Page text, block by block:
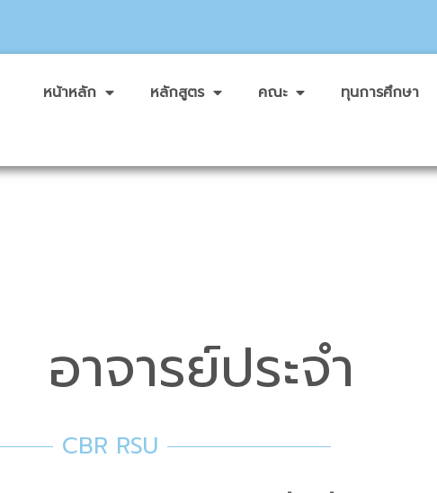
หน้าหลัก หลักสูตร คณะ ทุนการศึกษา
อาจารย์ประจำ
CBR RSU